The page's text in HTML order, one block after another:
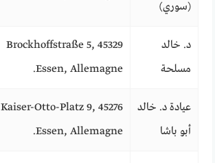
(سوري)
د. خالد
مسلحة
Brockhoffstraße 5, 45329
Essen, Allemagne.
عيادة د. خالد
أبو باشا
Kaiser-Otto-Platz 9, 45276
Essen, Allemagne.